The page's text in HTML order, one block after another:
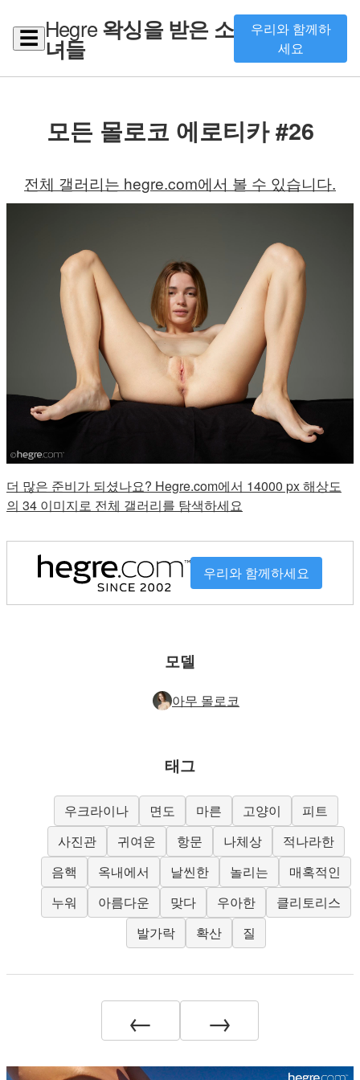
☰ Hegre왁싱을 받은 소
녀들
우리와 함께하
세요
모든 몰로코 에로티카 #26
전체 갤러리는 hegre.com에서 볼 수 있습니다.
더 많은 준비가 되셨나요? Hegre.com에서 14000 px 해상도
의 34 이미지로 전체 갤러리를 탐색하세요
우리와 함께하세요
모델
아무 몰로코
태그
우크라이나 면도 마른 고양이
피트
사진관
귀여운 항문 나체상
적나라한
음핵
옥내에서 날씬한 놀리는
매혹적인
누워
아름다운 맞다 우아한
클리토리스
발가락
확산 질
← →